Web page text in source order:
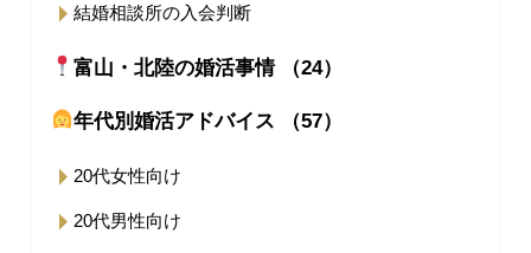
結婚相談所の入会判断
富山・北陸の婚活事情 （24）
年代別婚活アドバイス （57）
20代女性向け
20代男性向け